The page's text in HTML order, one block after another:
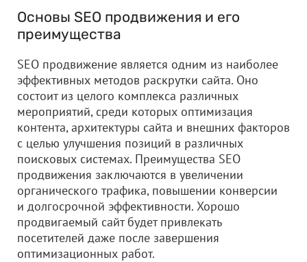
Основы SEO продвижения и его
преимущества
SEO продвижение является одним из наиболее
эффективных методов раскрутки сайта. Оно
состоит из целого комплекса различных
мероприятий, среди которых оптимизация
контента, архитектуры сайта и внешних факторов
с целью улучшения позиций в различных
поисковых системах. Преимущества SEO
продвижения заключаются в увеличении
органического трафика, повышении конверсии
и долгосрочной эффективности. Хорошо
продвигаемый сайт будет привлекать
посетителей даже после завершения
оптимизационных работ.